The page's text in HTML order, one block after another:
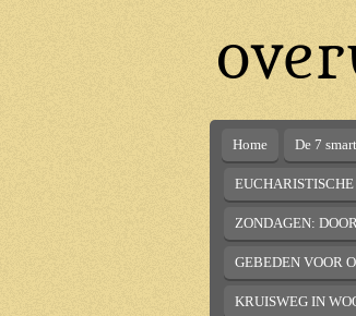
Home De 7
ZONDAGEN:
GEBEDEN VOOR
KRUISWEG IN